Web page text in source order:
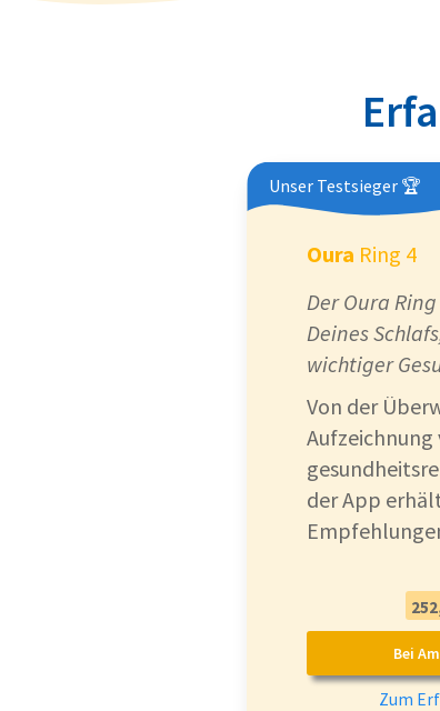
Unser Testsieger 🏆
Oura Ring 4
Der Oura
Deines
wichtiger
Von der
der App
Bei
Zum